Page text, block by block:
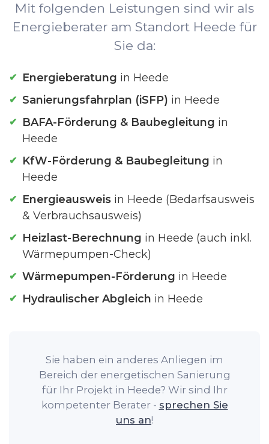
Mit folgenden Leistungen sind wir als
Energieberater am Standort Heede für
Sie da:
Energieberatung in Heede
Sanierungsfahrplan (iSFP) in Heede
BAFA-Förderung & Baubegleitung in
Heede
KfW-Förderung & Baubegleitung in
Heede
Energieausweis in Heede (Bedarfsausweis
& Verbrauchsausweis)
Heizlast-Berechnung in Heede (auch inkl.
Wärmepumpen-Check)
Wärmepumpen-Förderung in Heede
Hydraulischer Abgleich in Heede
Sie haben ein anderes Anliegen im
Bereich der energetischen Sanierung
für Ihr Projekt in Heede? Wir sind Ihr
kompetenter Berater - sprechen Sie
uns an!